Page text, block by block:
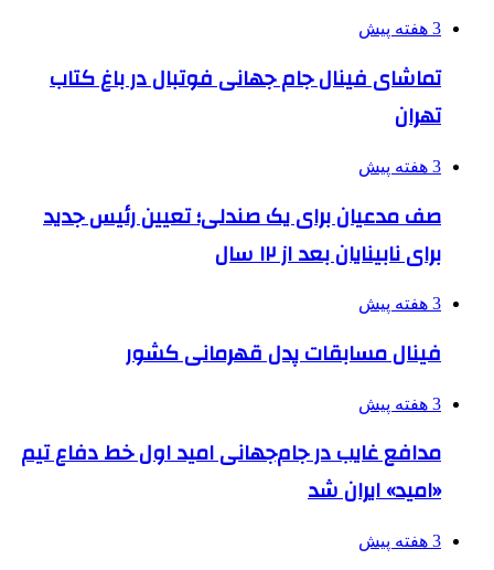
3 هفته پیش
تماشای فینال جام جهانی فوتبال در باغ کتاب
تهران
3 هفته پیش
صف مدعیان برای یک صندلی؛ تعیین رئیس جدید
برای نابینایان بعد از ۱۲ سال
3 هفته پیش
فینال مسابقات پدل قهرمانی کشور
3 هفته پیش
مدافع غایب در جام‌جهانی امید اول خط دفاع تیم
«امید» ایران شد
3 هفته پیش